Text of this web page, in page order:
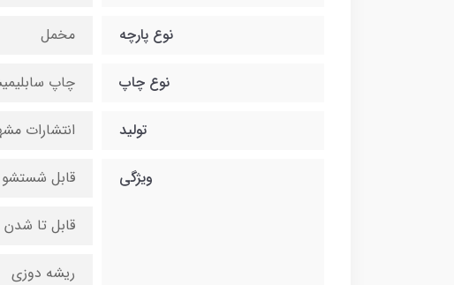
نوع پارچه مخمل
نوع چاپ چاپ
تولید انتشارات
ویژگی قابل شستشو
قابل تا شدن
ریشه دوزی